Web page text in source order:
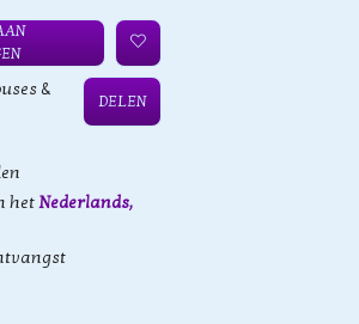
&
DELEN
hetNederlands,